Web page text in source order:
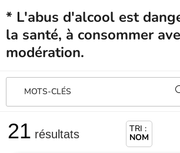
* L'abus d'alcool est
la santé, à consommer
modération.
MOTS-CLÉS
21 résultats TRI :
NOM